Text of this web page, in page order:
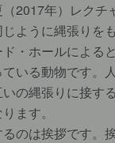
2017年）レクチ
ように縄張りを
・ホールによる
いる動物です。
の縄張りに接す
ます。
のは挨拶です。